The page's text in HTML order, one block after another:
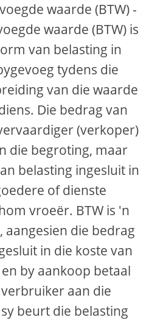
waarde (BTW) -
waarde (BTW) is
van belasting in
tydens die
van die waarde
Die bedrag van
(verkoper)
die begroting, maar
belasting ingesluit in
of dienste
vroeër. BTW is 'n
aangesien die bedrag
in die koste van
by aankoop betaal
aan die
beurt die belasting